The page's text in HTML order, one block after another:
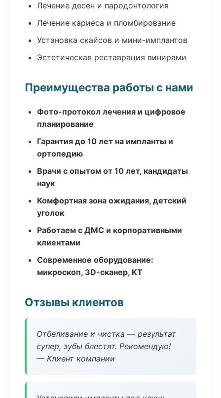
Лечение десен и пародонтология
Лечение кариеса и пломбирование
Установка скайсов и мини-имплантов
Эстетическая реставрация винирами
Преимущества работы с нами
Фото-протокол лечения и цифровое
планирование
Гарантия до 10 лет на импланты и
ортопедию
Врачи с опытом от 10 лет, кандидаты
наук
Комфортная зона ожидания, детский
уголок
Работаем с ДМС и корпоративными
клиентами
Современное оборудование:
микроскоп, 3D-сканер, КТ
Отзывы клиентов
Отбеливание и чистка — результат
супер, зубы блестят. Рекомендую!
— Клиент компании